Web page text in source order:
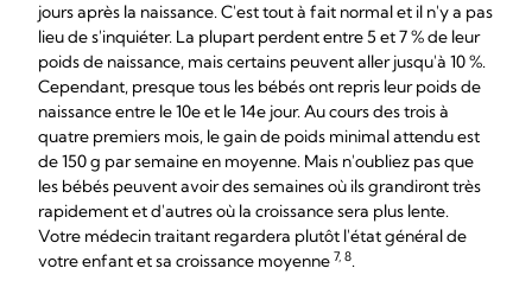
jours après la naissance. C'est tout à fait normal et il n'y a pas
lieu de s'inquiéter. La plupart perdent entre 5 et 7 % de leur
poids de naissance, mais certains peuvent aller jusqu'à 10 %.
Cependant, presque tous les bébés ont repris leur poids de
naissance entre le 10e et le 14e jour. Au cours des trois à
quatre premiers mois, le gain de poids minimal attendu est
de 150 g par semaine en moyenne. Mais n'oubliez pas que
les bébés peuvent avoir des semaines où ils grandiront très
rapidement et d'autres où la croissance sera plus lente.
Votre médecin traitant regardera plutôt l'état général de
votre enfant et sa croissance moyenne 7, 8.